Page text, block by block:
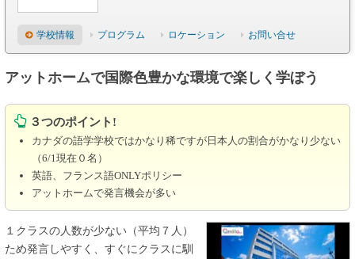
学校情報 プログラム ロケーション お問い合せ
アットホームで国際色豊かな環境で楽しく学ぼう
３つのポイント!
カナダの語学学校ではかなり稀ですが日本人の割合がかなり少ない
（6/1現在０名）
英語、フランス語ONLYポリシー
アットホームで発言機会が多い
１クラスの人数が少ない（平均７人）
ため発言しやすく、すぐにクラスに馴